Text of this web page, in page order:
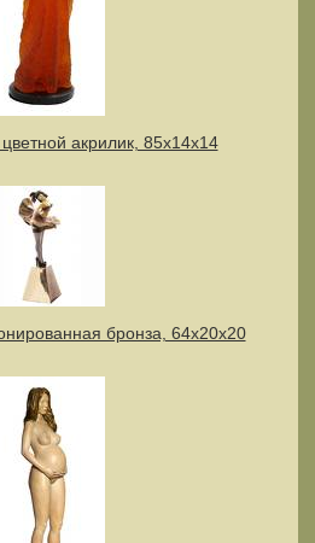
акрилик, 85х14х14
бронза, 64х20х20